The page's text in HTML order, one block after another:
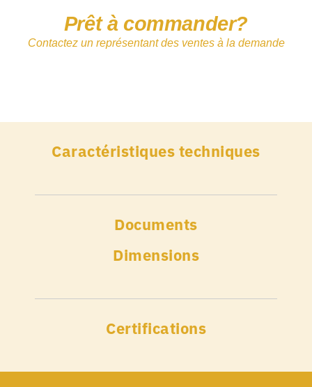
Prêt à commander?
Contactez un représentant des ventes à la demande
Caractéristiques techniques
Documents
Dimensions
Certifications